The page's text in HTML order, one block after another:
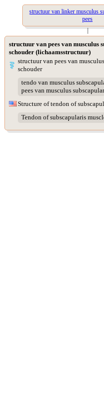
structuur van linker musculus
pees
|
structuur van pees van musculus
schouder (lichaamsstructuur)
structuur van pees van
schouder
tendo van musculus
pees van musculus
Structure of tendon of
Tendon of subscapularis